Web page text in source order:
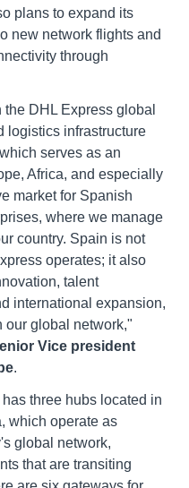
plans to expand its
new network flights and
through
DHL Express global
logistics infrastructure
serves as an
Africa, and especially
market for Spanish
where we manage
country. Spain is not
operates; it also
talent
international expansion,
our global network,"
Vice president
.
three hubs located in
which operate as
global network,
that are transiting